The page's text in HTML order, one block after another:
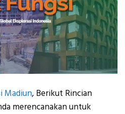
Madiun, Berikut Rincian
merencanakan untuk